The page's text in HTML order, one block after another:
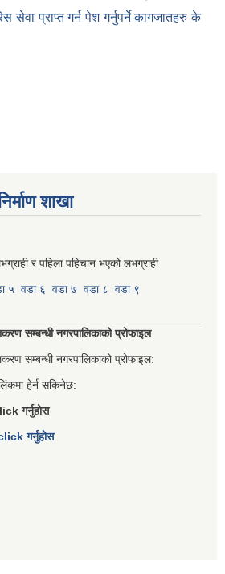
सेवा प्राप्त गर्न पेश गर्नुपर्ने कागजातहरु के
शाखा
र पहिला पहिचान भएको लभग्राही
५ वडा ६ वडा ७ वडा ८ वडा ९
सम्बन्धी नगरपालिकाको प्रोफाइल
सम्बन्धी नगरपालिकाको प्रोफाइल:
हेर्न सकिनेछ:
गर्नुहोस
गर्नुहोस